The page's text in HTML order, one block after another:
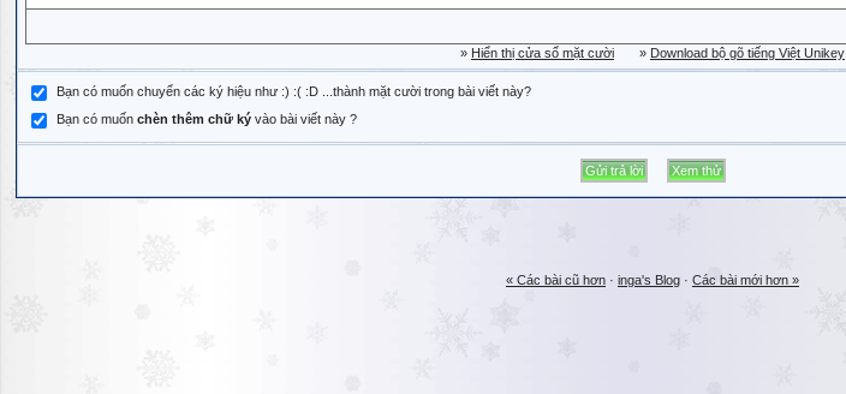
» Hiển thị cửa sổ mặt cười » Download bộ gõ tiếng Việt Unikey
Bạn có muốn chuyển các ký hiệu như :) :( :D ...thành mặt cười trong bài viết này?
Bạn có muốn chèn thêm chữ ký vào bài viết này ?
« Các bài cũ hơn · inga's Blog · Các bài mới hơn »